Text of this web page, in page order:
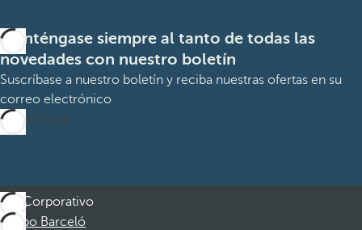
Manténgase siempre al tanto de todas las
novedades con nuestro boletín
Suscríbase a nuestro boletín y reciba nuestras ofertas en su
correo electrónico
Suscribirme
Corporativo
Grupo Barceló